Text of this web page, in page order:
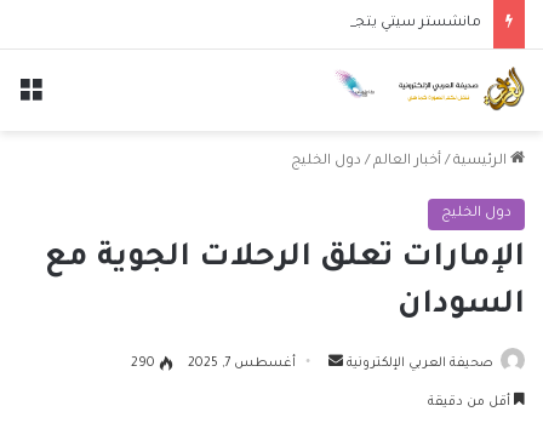
الرئيسية / أخبار العالم / دول الخليج
دول الخليج
الإمارات تعلق الرحلات الجوية مع
السودان
صحيفة العربي الإلكترونية
أرسل أغسطس 7, 2025 290
أقل من دقيقة